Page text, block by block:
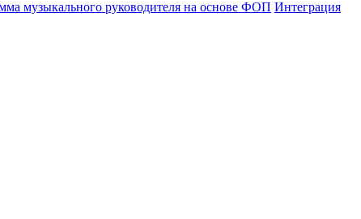
музыкального руководителя на основе ФОП Интеграция